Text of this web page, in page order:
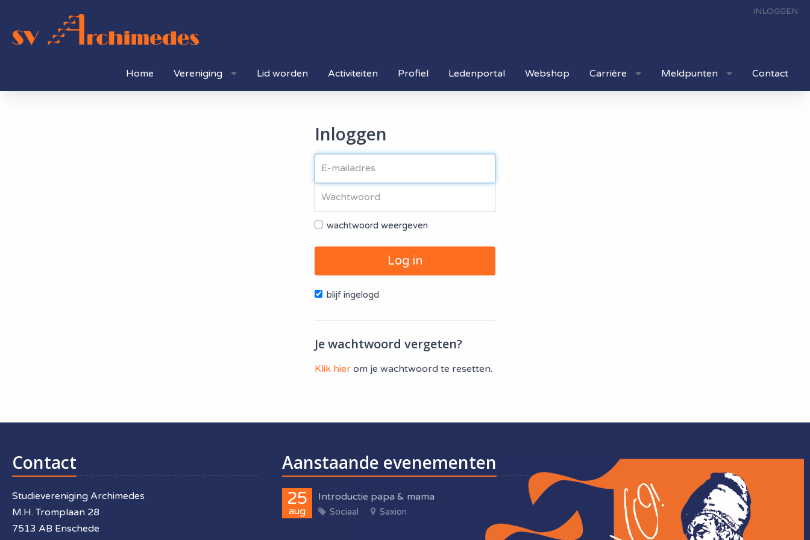
INLOGGEN
Home Vereniging Lid worden Activiteiten Profiel Ledenportal Webshop Carrière Meldpunten Contact
Inloggen
wachtwoord weergeven
Log in
blijf ingelogd
Je wachtwoord vergeten?
Klik hier om je wachtwoord te resetten.
Contact
Studievereniging Archimedes
M.H. Tromplaan 28
7513 AB Enschede
Aanstaande evenementen
25
aug
Introductie papa & mama
Sociaal Saxion